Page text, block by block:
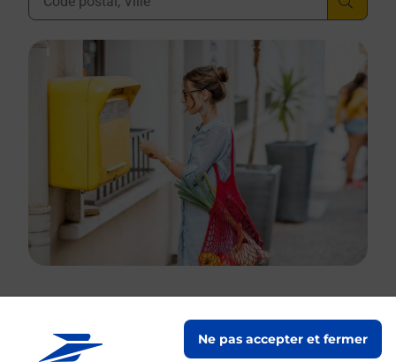
Ne pas accepter et fermer
Boîte aux lettres La Poste
Le lien s'ouvre dans un nouvel onglet